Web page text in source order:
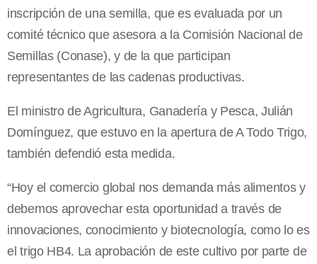
inscripción de una semilla, que es evaluada por un
comité técnico que asesora a la Comisión Nacional de
Semillas (Conase), y de la que participan
representantes de las cadenas productivas.
El ministro de Agricultura, Ganadería y Pesca, Julián
Domínguez, que estuvo en la apertura de A Todo Trigo,
también defendió esta medida.
“Hoy el comercio global nos demanda más alimentos y
debemos aprovechar esta oportunidad a través de
innovaciones, conocimiento y biotecnología, como lo es
el trigo HB4. La aprobación de este cultivo por parte de